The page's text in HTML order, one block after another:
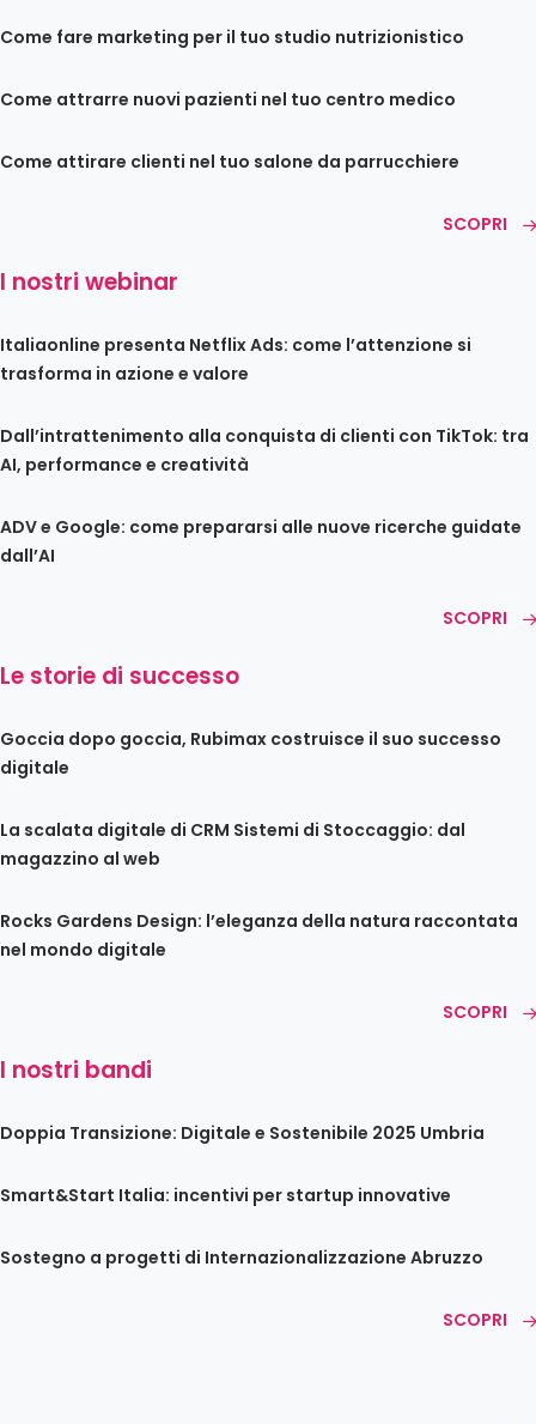
Come fare marketing per il tuo studio nutrizionistico
Come attrarre nuovi pazienti nel tuo centro medico
Come attirare clienti nel tuo salone da parrucchiere
SCOPRI
I nostri webinar
Italiaonline presenta Netflix Ads: come l’attenzione si
trasforma in azione e valore
Dall’intrattenimento alla conquista di clienti con TikTok: tra
AI, performance e creatività
ADV e Google: come prepararsi alle nuove ricerche guidate
dall’AI
SCOPRI
Le storie di successo
Goccia dopo goccia, Rubimax costruisce il suo successo
digitale
La scalata digitale di CRM Sistemi di Stoccaggio: dal
magazzino al web
Rocks Gardens Design: l’eleganza della natura raccontata
nel mondo digitale
SCOPRI
I nostri bandi
Doppia Transizione: Digitale e Sostenibile 2025 Umbria
Smart&Start Italia: incentivi per startup innovative
Sostegno a progetti di Internazionalizzazione Abruzzo
SCOPRI